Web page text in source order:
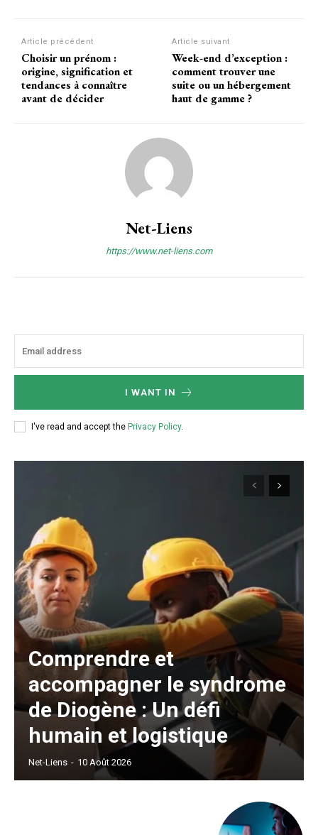
Article précédent
Choisir un prénom :
origine, signification et
tendances à connaître
avant de décider
Article suivant
Week-end d’exception :
comment trouver une
suite ou un hébergement
haut de gamme ?
Net-Liens
https://www.net-liens.com
I WANT IN
I've read and accept the Privacy Policy.
Comprendre et
accompagner le syndrome
de Diogène : Un défi
humain et logistique
Net-Liens - 10 Août 2026